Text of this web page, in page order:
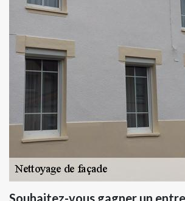
Souhaitez-vous gagner un